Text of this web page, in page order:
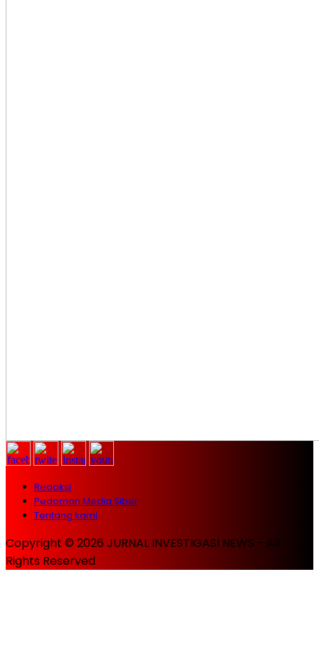
Redaksi
Pedoman Media Siber
Tentang kami
Copyright © 2026 JURNAL INVESTIGASI NEWS - All
Rights Reserved